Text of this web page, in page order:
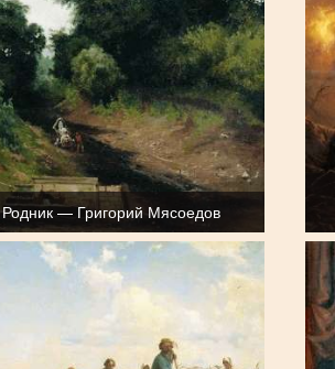
Родник — Григорий Мясоедов